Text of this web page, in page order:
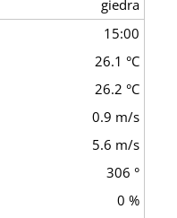
giedra
15:00
26.1 °C
26.2 °C
0.9 m/s
5.6 m/s
306 °
0 %